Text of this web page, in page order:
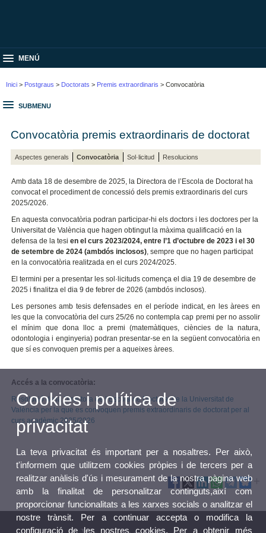
MENÚ
Inici > Postgraus > Doctorats > Premis extraordinaris > Convocatòria
SUBMENU
Convocatòria premis extraordinaris de doctorat
Aspectes generals Convocatòria Sol·licitud Resolucions
Amb data 18 de desembre de 2025, la Directora de l’Escola de Doctorat ha
convocat el procediment de concessió dels premis extraordinaris del curs
2025/2026.
En aquesta convocatòria podran participar-hi els doctors i les doctores per la
Universitat de València que hagen obtingut la màxima qualificació en la
defensa de la tesien el curs 2023/2024, entre l’1 d’octubre de 2023 i el 30
de setembre de 2024 (ambdós inclosos), sempre que no hagen participat
en la convocatòria realitzada en el curs 2024/2025.
El termini per a presentar les sol·licituds comença el dia 19 de desembre de
2025 i finalitza el dia 9 de febrer de 2026 (ambdós inclosos).
Les persones amb tesis defensades en el període indicat, en les àrees en
les que la convocatòria del curs 25/26 no contempla cap premi per no assolir
el mínim que dona lloc a premi (matemàtiques, ciències de la natura,
odontologia i enginyeria) podran presentar-se en la següent convocatòria en
que sí es convoquen premis per a aqueixes àrees.
Accés a la convocatòria:
Resolució de la Directora de l’Escola de Doctorat de la Universitat de
València per la que es convoquen premis extraordinaris de doctorat per al
curs acadèmic 2025/2026
Cookies i política de
privacitat
La teva privacitat és important per a nosaltres. Per això,
t'informem que utilitzem cookies pròpies i de tercers per a
realitzar anàlisis d'ús i mesurament de la nostra pàgina web
amb la finalitat de personalitzar continguts,així com
proporcionar funcionalitats a les xarxes socials o analitzar el
nostre trànsit. Per a continuar accepta o modifica la
configuració de les nostres cookies. Per a obtenir més